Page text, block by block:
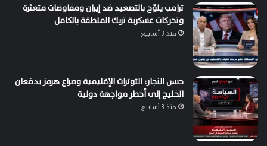
ترامب يلوّح بالتصعيد ضد إيران ومفاوضات متعثرة
وتحركات عسكرية تربك المنطقة بالكامل
منذ 3 أسابيع
حسن النجار: التوترات الإقليمية وصراع هرمز يدفعان
الخليج إلى أخطر مواجهة دولية
منذ 3 أسابيع